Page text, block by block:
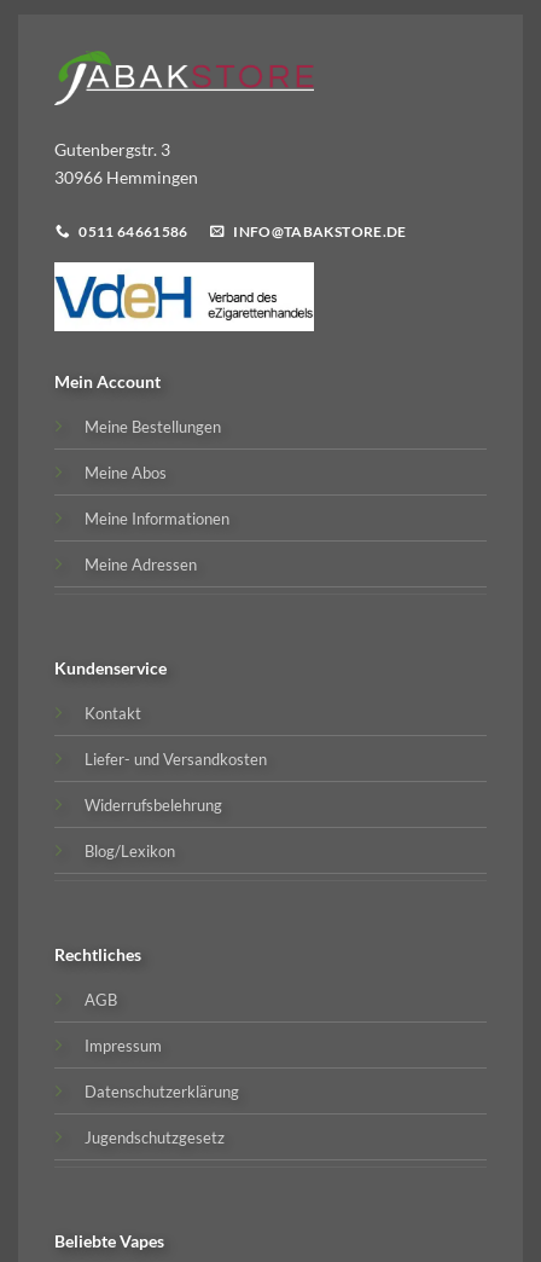
Gutenbergstr. 3
30966 Hemmingen
0511 64661586 INFO@TABAKSTORE.DE
Mein Account
Meine Bestellungen
Meine Abos
Meine Informationen
Meine Adressen
Kundenservice
Kontakt
Liefer- und Versandkosten
Widerrufsbelehrung
Blog/Lexikon
Rechtliches
AGB
Impressum
Datenschutzerklärung
Jugendschutzgesetz
BeliebteVapes